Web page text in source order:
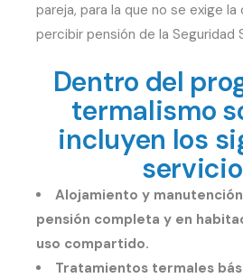
pareja, para la que no se exige
percibir pensión de la Seguridad
Dentro del
termalismo
incluyen los
Alojamiento y
pensión completa y en
uso compartido.
Tratamientos termales